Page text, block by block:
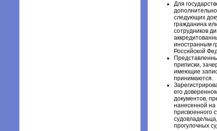
Для
следующих
гражданина
сотрудников
иностранным
Российской
приписки,
имеющие
принимаются.
его
документов,
нанесенной на
присвоенного
прогулочных